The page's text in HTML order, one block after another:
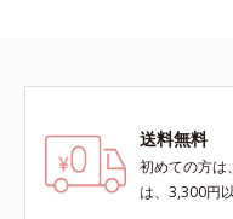
送料無料
初めての方は
は、3,300円